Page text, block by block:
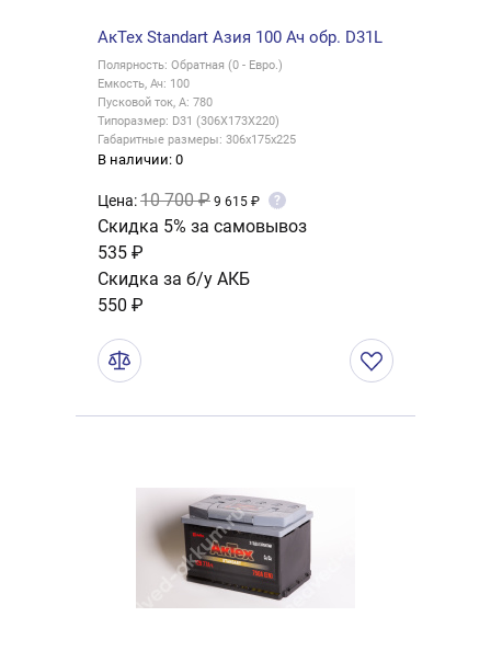
АкТех Standart Азия 100 Ач обр. D31L
Полярность: Обратная (0 - Евро.)
Емкость, Ач: 100
Пусковой ток, А: 780
Типоразмер: D31 (306X173X220)
Габаритные размеры: 306x175x225
В наличии: 0
Цена:10 700 ₽ 9 615 ₽ ?
Скидка 5% за самовывоз
535 ₽
Скидка за б/у АКБ
550 ₽